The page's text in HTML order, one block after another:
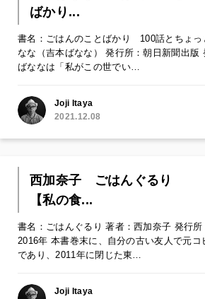
ばかり...
書名：ごはんのことばかり 100話とちょっ
なな（吉本ばなな） 発行所：朝日新聞出版
ばななは「私がこの世でい…
Joji Itaya
2021.12.08
西加奈子 ごはんぐるり
【私の食...
書名：ごはんぐるり 著者：西加奈子 発行所
2016年 本書巻末に、自分の古い友人で元コ
であり、2011年に閉じた東…
Joji Itaya